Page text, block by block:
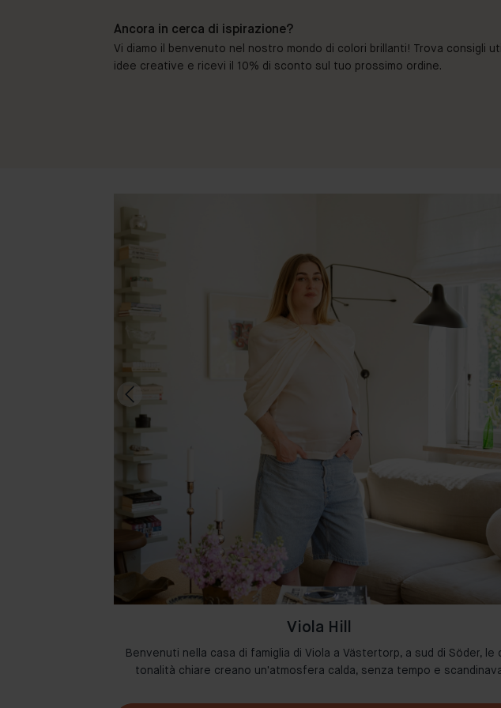
Ancora in cerca di ispirazione?
Vi diamo il benvenuto nel nostro mondo di colori brillanti! Trova consigli
idee creative e ricevi il 10% di sconto sul tuo prossimo ordine.
Viola Hill
Benvenuti nella casa di famiglia di Viola a Västertorp, a sud di Söder, le
tonalità chiare creano un'atmosfera calda, senza tempo e